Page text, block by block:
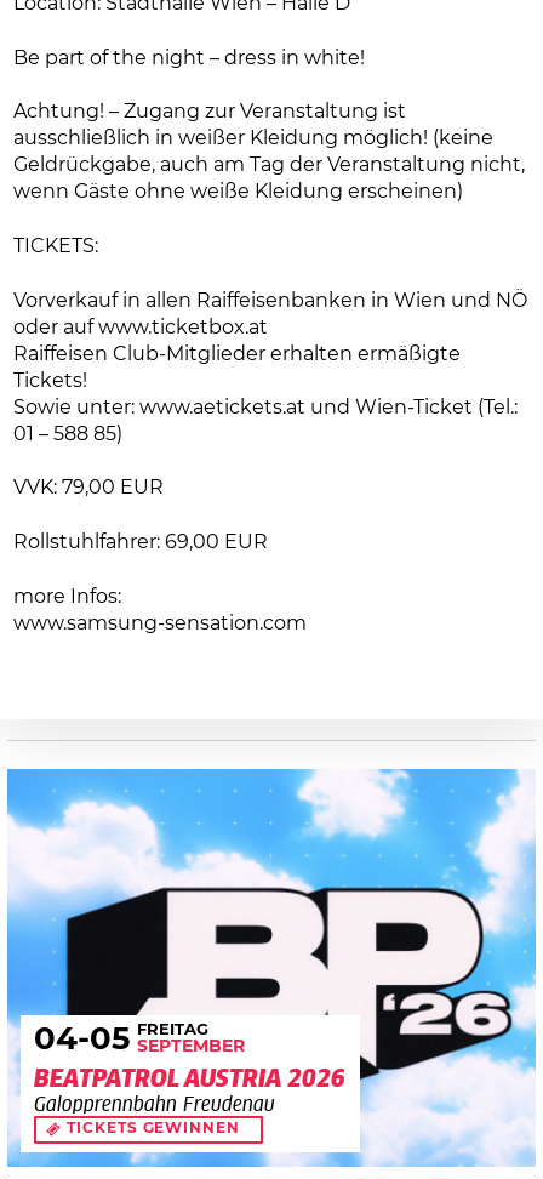
Be part of the night – dress in white!
Achtung! – Zugang zur Veranstaltung ist
ausschließlich in weißer Kleidung möglich! (keine
Geldrückgabe, auch am Tag der Veranstaltung nicht,
wenn Gäste ohne weiße Kleidung erscheinen)
TICKETS:
Vorverkauf in allen Raiffeisenbanken in Wien und NÖ
oder auf www.ticketbox.at
Raiffeisen Club-Mitglieder erhalten ermäßigte
Tickets!
Sowie unter: www.aetickets.at und Wien-Ticket (Tel.:
01 – 588 85)
VVK: 79,00 EUR
Rollstuhlfahrer: 69,00 EUR
more Infos:
www.samsung-sensation.com
04-05 FREITAG
SEPTEMBER
BEATPATROL AUSTRIA 2026
Galopprennbahn Freudenau
TICKETS GEWINNEN